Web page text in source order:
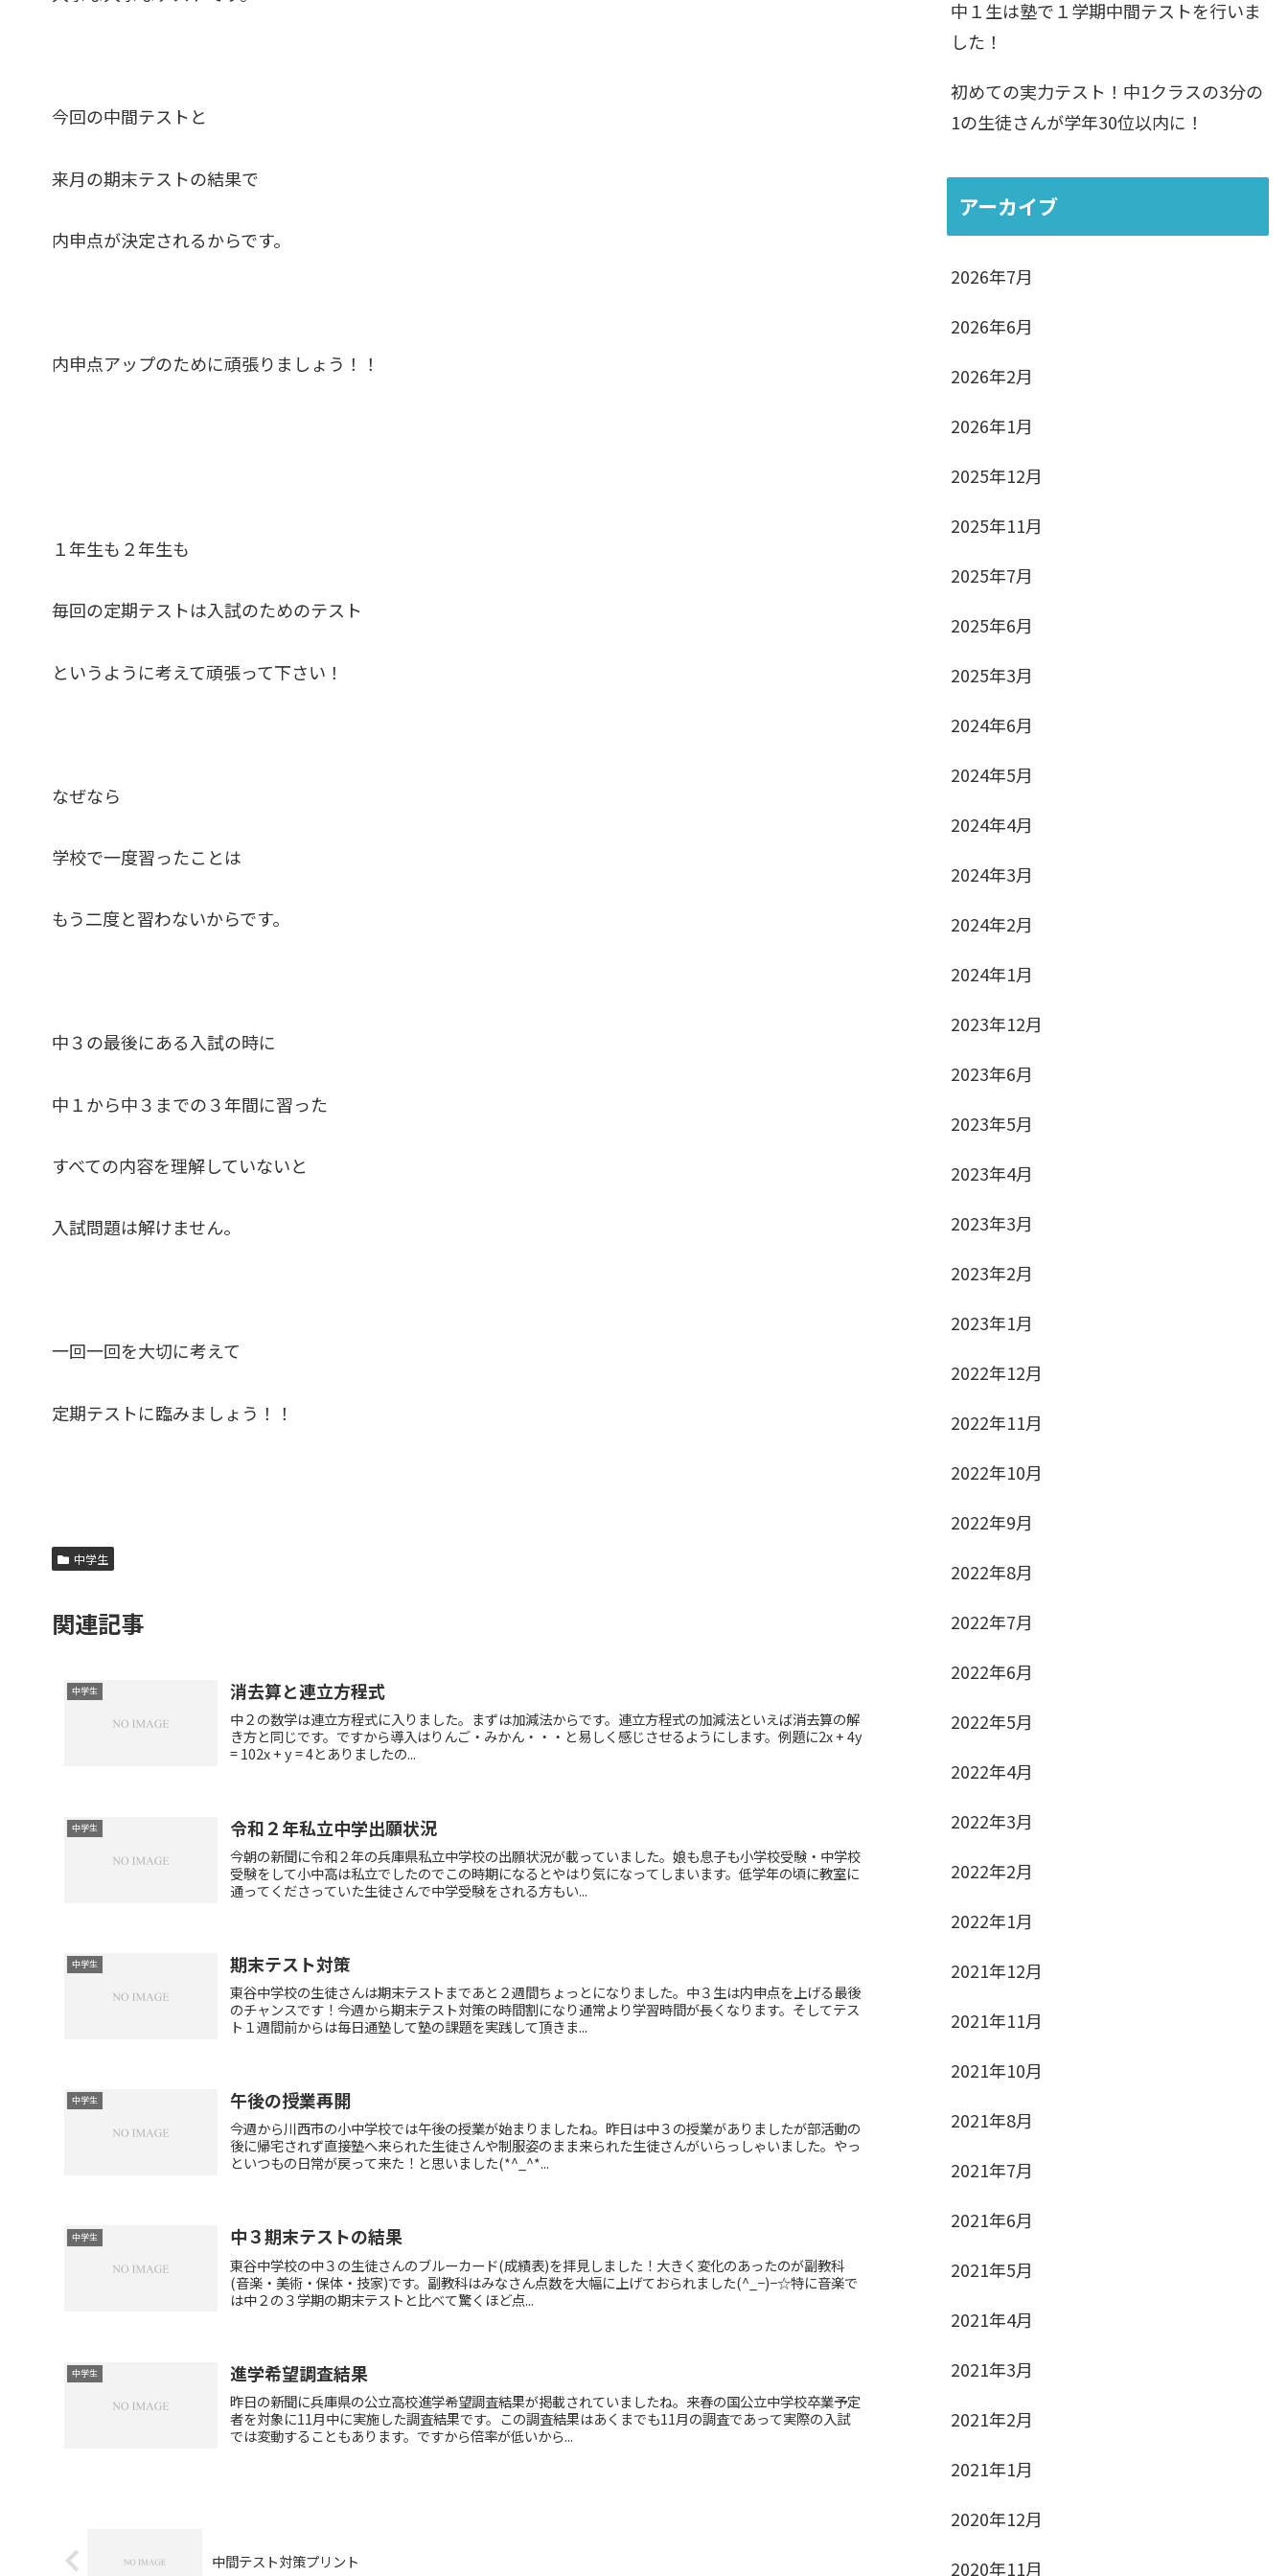
今回の中間テストと
来月の期末テストの結果で
内申点が決定されるからです。
内申点アップのために頑張りましょう！！
１年生も２年生も
毎回の定期テストは入試のためのテスト
というように考えて頑張って下さい！
なぜなら
学校で一度習ったことは
もう二度と習わないからです。
中３の最後にある入試の時に
中１から中３までの３年間に習った
すべての内容を理解していないと
入試問題は解けません。
一回一回を大切に考えて
定期テストに臨みましょう！！
中学生
関連記事
中学生 消去算と連立方程式
中２の数学は連立方程式に入りました。まずは加減法からです。連立方程式の加減法といえば消去算の解
き方と同じです。ですから導入はりんご・みかん・・・と易しく感じさせるようにします。例題に2x + 4y
= 102x + y = 4とありましたの...
中学生 令和２年私立中学出願状況
今朝の新聞に令和２年の兵庫県私立中学校の出願状況が載っていました。娘も息子も小学校受験・中学校
受験をして小中高は私立でしたのでこの時期になるとやはり気になってしまいます。低学年の頃に教室に
通ってくださっていた生徒さんで中学受験をされる方もい...
中学生 期末テスト対策
東谷中学校の生徒さんは期末テストまであと２週間ちょっとになりました。中３生は内申点を上げる最後
のチャンスです！今週から期末テスト対策の時間割になり通常より学習時間が長くなります。そしてテス
ト１週間前からは毎日通塾して塾の課題を実践して頂きま...
中学生 午後の授業再開
今週から川西市の小中学校では午後の授業が始まりましたね。昨日は中３の授業がありましたが部活動の
後に帰宅されず直接塾へ来られた生徒さんや制服姿のまま来られた生徒さんがいらっしゃいました。やっ
といつもの日常が戻って来た！と思いました(*^_^*...
中学生 中３期末テストの結果
東谷中学校の中３の生徒さんのブルーカード(成績表)を拝見しました！大きく変化のあったのが副教科
(音楽・美術・保体・技家)です。副教科はみなさん点数を大幅に上げておられました(^_−)−☆特に音楽で
は中２の３学期の期末テストと比べて驚くほど点...
中学生 進学希望調査結果
昨日の新聞に兵庫県の公立高校進学希望調査結果が掲載されていましたね。来春の国公立中学校卒業予定
者を対象に11月中に実施した調査結果です。この調査結果はあくまでも11月の調査であって実際の入試
では変動することもあります。ですから倍率が低いから...
中間テスト対策プリント
中１生は塾で１学期中間テストを行いま
した！
初めての実力テスト！中1クラスの3分の
1の生徒さんが学年30位以内に！
アーカイブ
2026年7月
2026年6月
2026年2月
2026年1月
2025年12月
2025年11月
2025年7月
2025年6月
2025年3月
2024年6月
2024年5月
2024年4月
2024年3月
2024年2月
2024年1月
2023年12月
2023年6月
2023年5月
2023年4月
2023年3月
2023年2月
2023年1月
2022年12月
2022年11月
2022年10月
2022年9月
2022年8月
2022年7月
2022年6月
2022年5月
2022年4月
2022年3月
2022年2月
2022年1月
2021年12月
2021年11月
2021年10月
2021年8月
2021年7月
2021年6月
2021年5月
2021年4月
2021年3月
2021年2月
2021年1月
2020年12月
2020年11月